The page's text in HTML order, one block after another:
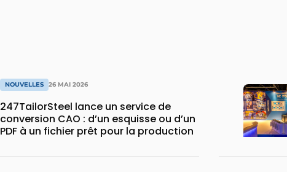
NOUVELLES 26 MAI 2026
247TailorSteel lance un service de
conversion CAO : d’un esquisse ou d’un
PDF à un fichier prêt pour la production